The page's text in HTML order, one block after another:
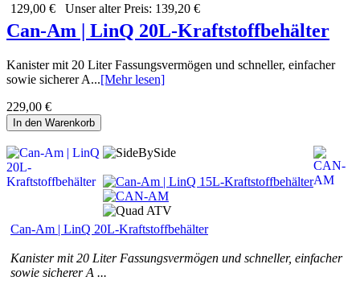
129,00 € Unser alter Preis: 139,20 €
Can-Am | LinQ 20L-Kraftstoffbehälter
Kanister mit 20 Liter Fassungsvermögen und schneller, einfacher
sowie sicherer A...[Mehr lesen]
229,00 €
In den Warenkorb
Can-Am | LinQ 20L-Kraftstoffbehälter
Kanister mit 20 Liter Fassungsvermögen und schneller, einfacher
sowie sicherer A ...